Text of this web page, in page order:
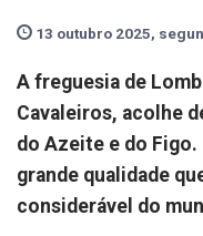
13 outubro 2025,
A freguesia de
Cavaleiros, acolhe
do Azeite e do
grande qualidade
considerável do